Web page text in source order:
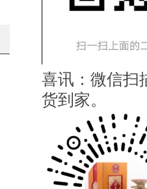
喜讯：微信扫
货到家。